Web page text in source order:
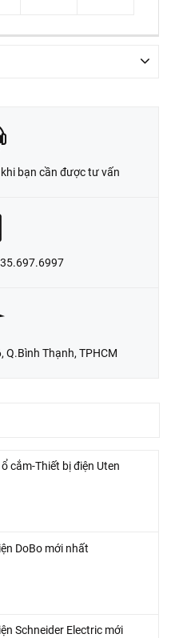
bạn cần được tư vấn
Q.Bình Thạnh, TPHCM
cắm-Thiết bị điện Uten
DoBo mới nhất
Schneider Electric mới